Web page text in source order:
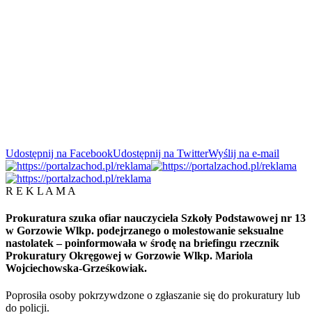
Udostępnij na FacebookUdostępnij na TwitterWyślij na e-mail
R E K L A M A
Prokuratura szuka ofiar nauczyciela Szkoły Podstawowej nr 13
w Gorzowie Wlkp. podejrzanego o molestowanie seksualne
nastolatek – poinformowała w środę na briefingu rzecznik
Prokuratury Okręgowej w Gorzowie Wlkp. Mariola
Wojciechowska-Grześkowiak.
Poprosiła osoby pokrzywdzone o zgłaszanie się do prokuratury lub
do policji.